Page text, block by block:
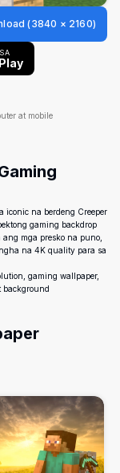
(3840 × 2160)
at mobile
iconic na berdeng Creeper
gaming backdrop
mga presko na puno,
na 4K quality para sa
gaming wallpaper,
background